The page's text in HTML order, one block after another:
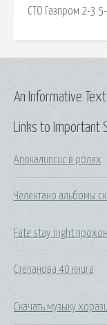
СТО Газпром 2-
Links to Important
Апокалипсис в ролях
Челентано альбомы
Fate stay night
Степанова 40 книга
Скачать музыку
An Informative